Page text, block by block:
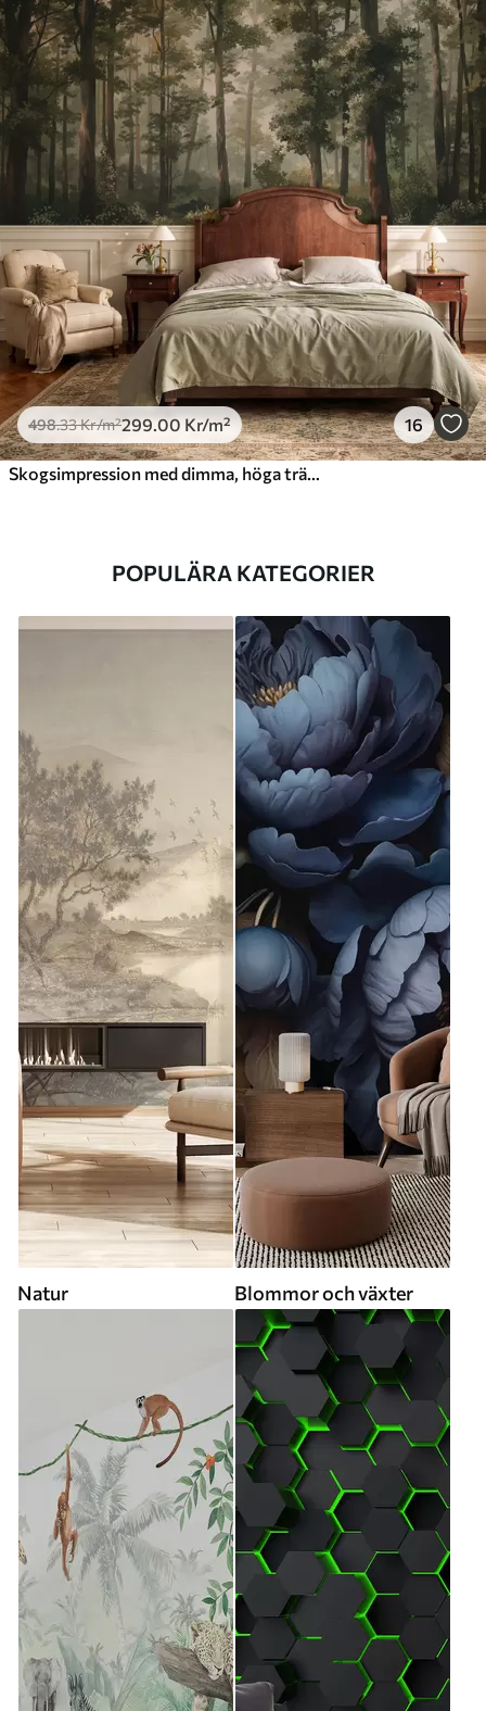
498.33Kr/m²299.00 Kr/m² 16
POPULÄRA KATEGORIER
Natur Blommor och växter